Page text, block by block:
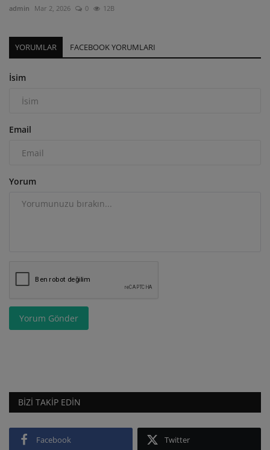
admin Mar 2, 2026 0 12B
YORUMLAR FACEBOOK YORUMLARI
İsim
Email
Yorum
Yorum Gönder
BIZI TAKIP EDIN
Facebook Twitter